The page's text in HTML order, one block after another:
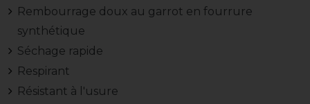
Rembourrage doux au garrot en fourrure
synthétique
Séchage rapide
Respirant
Résistant à l'usure